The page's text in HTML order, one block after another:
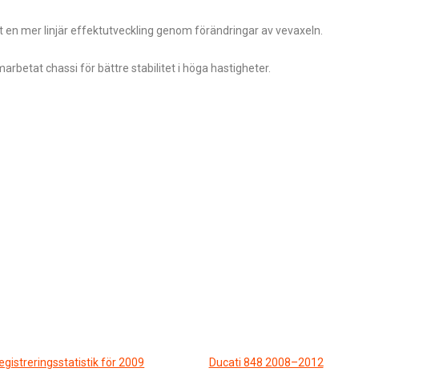
mer linjär effektutveckling genom förändringar av vevaxeln.
chassi för bättre stabilitet i höga hastigheter.
för 2009
Ducati 848 2008–2012